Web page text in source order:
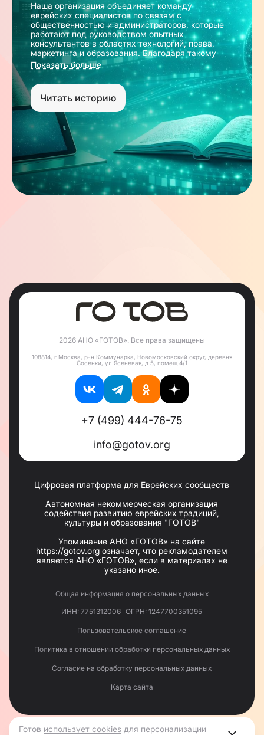
Наша организация объединяет команду
еврейских специалистов по связям с
общественностью и администраторов, которые
работают под руководством опытных
консультантов в областях технологий, права,
маркетинга и образования. Благодаря такому
междисциплинарному подходу мы можем
эффективно координировать проекты,
разрабатывать современные коммуникационные
стратегии и выстраивать устойчивые связи
между различными организациями,
инициативами и представителями еврейского
сообщества.
Наша цель – создать уникальную платформу,
которая объединяет все сферы еврейской жизни
и культуры, способствуя их развитию и
популяризации. Мы стремимся поддерживать
образовательные, культурные и общественные
проекты, помогать обмену знаниями и опытом, а
также формировать пространство для
Показать больше
Читать историю
Готов использует cookies для персонализации
2026 АНО «ГОТОВ». Все права защищены
108814, г Москва, р-н Коммунарка, Новомосковский округ, деревня
Сосенки, ул Ясеневая, д 5, помещ 4/1
+7 (499) 444-76-75
info@gotov.org
Цифровая платформа для Еврейских сообществ
Автономная некоммерческая организация
содействия развитию еврейских традиций,
культуры и образования "ГОТОВ"
Упоминание АНО «ГОТОВ» на сайте
https://gotov.org означает, что рекламодателем
является АНО «ГОТОВ», если в материалах не
указано иное.
Общая информация о персональных данных
ИНН: 7751312006 ОГРН: 1247700351095
Пользовательское соглашение
Политика в отношении обработки персональных данных
Согласие на обработку персональных данных
Карта сайта